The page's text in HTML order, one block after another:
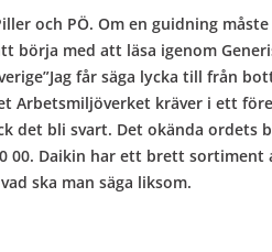
och PÖ. Om en guidning
med att läsa igenom
får säga lycka till från
Arbetsmiljöverket kräver i ett
det bli svart. Det okända ordets
Daikin har ett brett sortiment
ska man säga liksom.